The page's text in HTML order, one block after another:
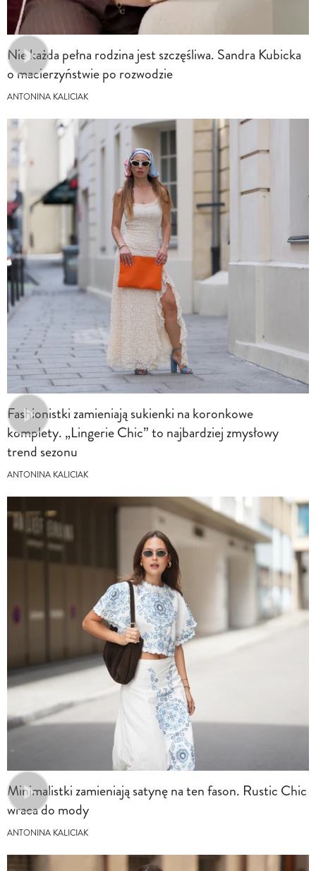
Nie każda pełna rodzina jest szczęśliwa. Sandra Kubicka
o macierzyństwie po rozwodzie
ANTONINA KALICIAK
Fashionistki zamieniają sukienki na koronkowe
komplety. „Lingerie Chic” to najbardziej zmysłowy
trend sezonu
ANTONINA KALICIAK
Minimalistki zamieniają satynę na ten fason. Rustic Chic
wraca do mody
ANTONINA KALICIAK